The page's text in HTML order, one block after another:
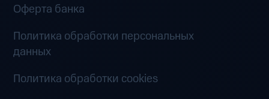
Оферта банка
Политика обработки персональных
данных
Политика обработки cookies